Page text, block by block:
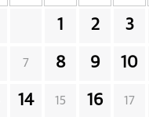
1 2 3
7 8 9 10
14 15 16 17